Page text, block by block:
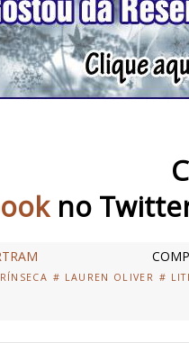
no
# LAUREN OLIVER #